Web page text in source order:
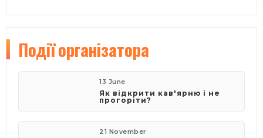
Подіїорганізатора
13 June
Як відкрити кав'ярню і не
прогоріти?
21 November